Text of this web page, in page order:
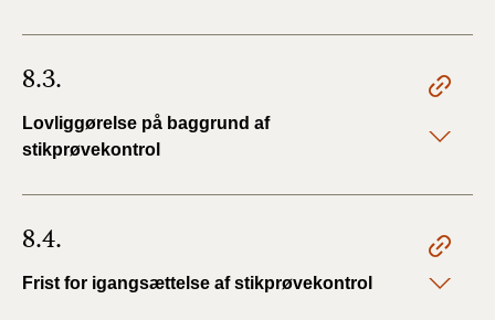
8.3.
Lovliggørelse på baggrund af
stikprøvekontrol
8.4.
Frist for igangsættelse af stikprøvekontrol